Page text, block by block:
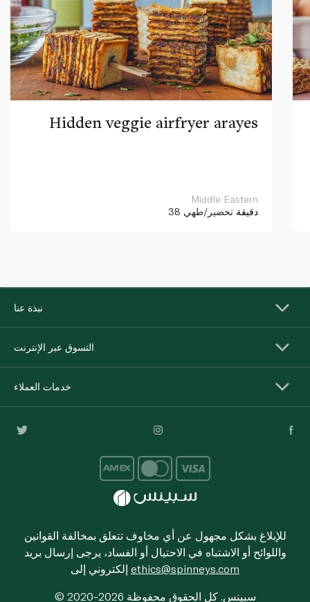
Hidden veggie airfryer arayes
Middle Eastern
38 دقيقة تحضير/طهي
نبذة عنا
التسوق عبر الإنترنت
خدمات العملاء
للإبلاغ بشكل مجهول عن أي مخاوف تتعلق بمخالفة القوانين
واللوائح أو الاشتباه في الاحتيال أو الفساد، يرجى إرسال بريد
ethics@spinneys.com
© 2020-2026 سبينس. كل الحقوق محفوظة